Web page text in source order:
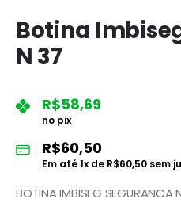
Botina
N 37
R$58,69
no pix
R$60,50
Em até1x de R$60,50 sem
BOTINA IMBISEG SEGURANCA